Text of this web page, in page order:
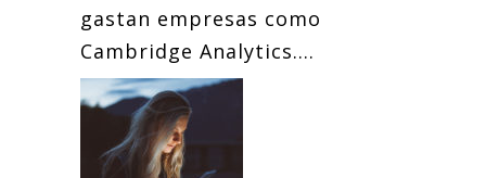
gastan empresas como
Cambridge Analytics....